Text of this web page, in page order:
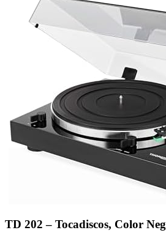
TD 202 – Tocadiscos, Color